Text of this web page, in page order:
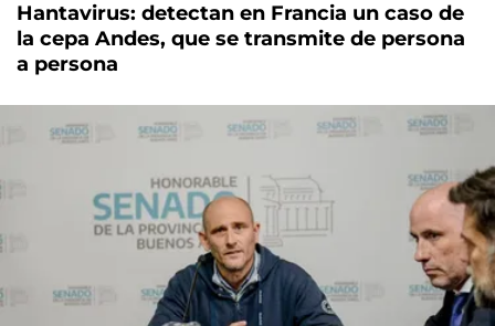
Hantavirus: detectan en Francia un caso de
la cepa Andes, que se transmite de persona
a persona